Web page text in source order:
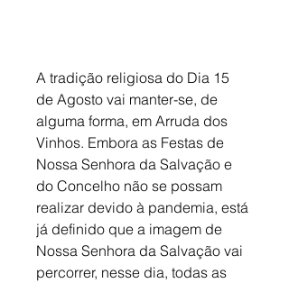
A tradição religiosa do Dia 15
de Agosto vai manter-se, de
alguma forma, em Arruda dos
Vinhos. Embora as Festas de
Nossa Senhora da Salvação e
do Concelho não se possam
realizar devido à pandemia, está
já definido que a imagem de
Nossa Senhora da Salvação vai
percorrer, nesse dia, todas as